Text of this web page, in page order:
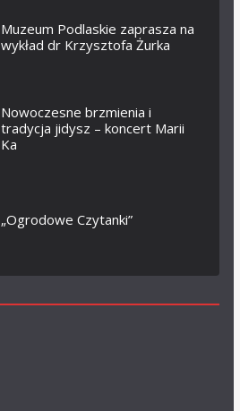
Muzeum Podlaskie zaprasza na
wykład dr Krzysztofa Żurka
Nowoczesne brzmienia i
tradycja jidysz – koncert Marii
Ka
„Ogrodowe Czytanki”